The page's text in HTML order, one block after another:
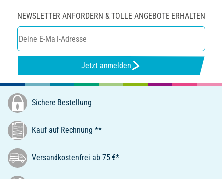
NEWSLETTER ANFORDERN & TOLLE ANGEBOTE ERHALTEN
Jetzt anmelden
Sichere Bestellung
Kauf auf Rechnung **
Versandkostenfrei ab 75 €*